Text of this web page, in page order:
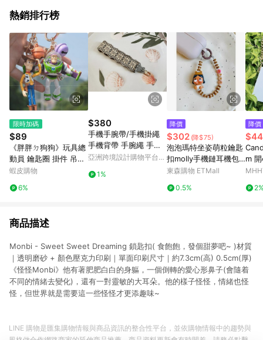
熱銷排行榜
限時加碼
$89
《胖胖ㄉ狗狗》玩具總
動員 鑰匙圈 掛件 吊飾
胡迪 巴斯光年 叉奇 抱
蝦皮購物
6%
$380
手機手腕帶/手機掛繩
手機背帶 手腕繩 手機
繩 背繩 吊飾 吊繩
亞洲跨境設計購物平台
1%
降價
$302 (降$75)
泡泡瑪特坐姿萌粒鑰匙
扣molly手機鏈耳機包
包汽車掛件可愛小禮物
東森購物 ETMall
0.5%
降價
m
商品描述
Monbi - Sweet Sweet Dreaming 鎖匙扣( 食飽飽，發個甜夢吧~ )材質
｜透明磨砂 + 顏色壓克力印刷｜單面印刷尺寸｜約7.3cm(高) 0.5cm(厚)
《怪怪Monbi》他有著肥肥白白的身軀，一個倒轉的愛心形鼻子(會隨着
不同的情緒去變化)，還有一對靈敏的大耳朵。他的樣子怪怪，情緒也怪
怪，但世界就是需要這一些怪怪才更添趣味~
LINE 購物是匯集購物情報與商品資訊的整合性平台，並依購物情報中的趨勢與